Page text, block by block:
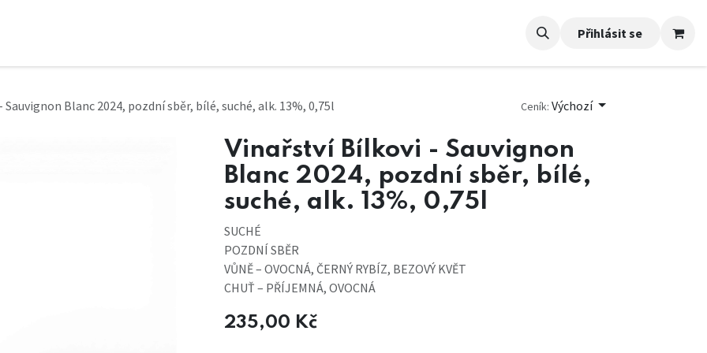
Přihlásit se
Blanc 2024, pozdní sběr, bílé, suché, alk. 13%, 0,75l Ceník: Výchozí
Vinařství Bílkovi - Sauvignon
Blanc 2024, pozdní sběr, bílé,
suché, alk. 13%, 0,75l
SUCHÉ
POZDNÍ SBĚR
VŮNĚ – OVOCNÁ, ČERNÝ RYBÍZ, BEZOVÝ KVĚT
CHUŤ – PŘÍJEMNÁ, OVOCNÁ
235,00 Kč